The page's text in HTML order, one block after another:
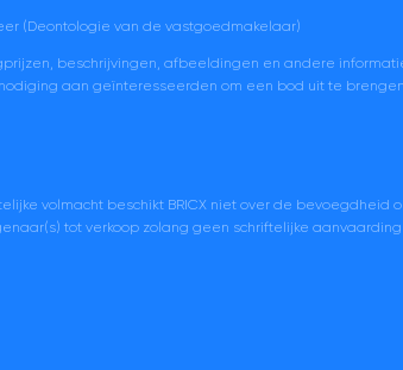
(Deontologie van de vastgoedmakelaar)
beschrijvingen, afbeeldingen en andere
aan geïnteresseerden om een bod uit te
volmacht beschikt BRICX niet over de
tot verkoop zolang geen schriftelijke aanvaarding